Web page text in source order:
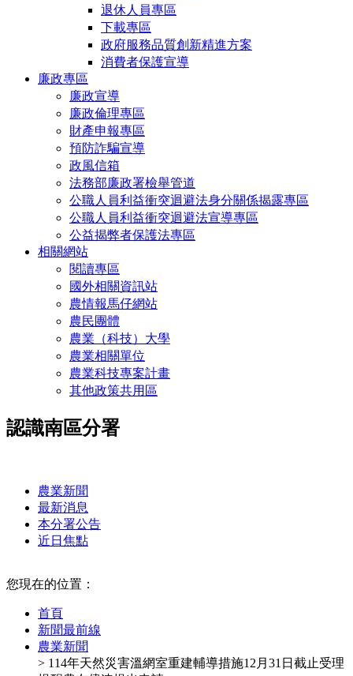
退休人員專區
下載專區
政府服務品質創新精進方案
消費者保護宣導
廉政專區
廉政宣導
廉政倫理專區
財產申報專區
預防詐騙宣導
政風信箱
法務部廉政署檢舉管道
公職人員利益衝突迴避法身分關係揭露專區
公職人員利益衝突迴避法宣導專區
公益揭弊者保護法專區
相關網站
閱讀專區
國外相關資訊站
農情報馬仔網站
農民團體
農業（科技）大學
農業相關單位
農業科技專案計畫
其他政策共用區
認識南區分署
農業新聞
最新消息
本分署公告
近日焦點
您現在的位置：
首頁
新聞最前線
農業新聞
> 114年天然災害溫網室重建輔導措施12月31日截止受理